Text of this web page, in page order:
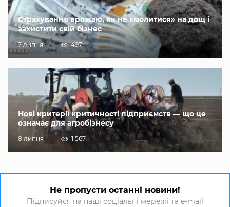
Страхування врожаю, як не «молитися» на дощ і
захистити свій бізнес
7 липня 497
Нові критерії критичності підприємств — що це
означає для агробізнесу
8 липня 1 567
Не пропусти останні новини!
Підписуйся на наші соціальні мережі та e-mail